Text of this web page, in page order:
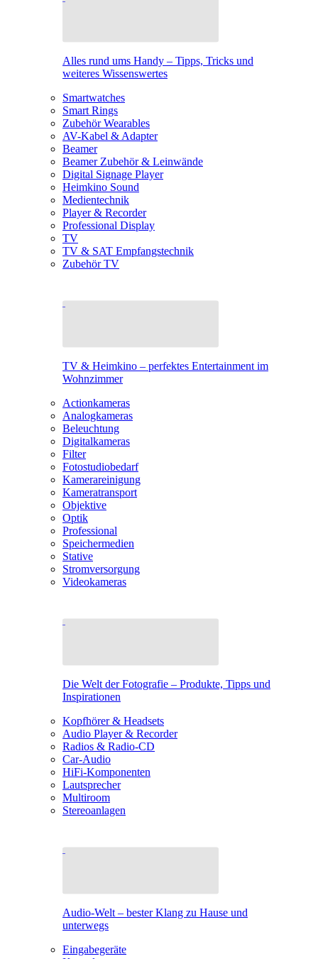
Alles rund ums Handy – Tipps, Tricks und
weiteres Wissenswertes
Smartwatches
Smart Rings
Zubehör Wearables
AV-Kabel & Adapter
Beamer
Beamer Zubehör & Leinwände
Digital Signage Player
Heimkino Sound
Medientechnik
Player & Recorder
Professional Display
TV
TV & SAT Empfangstechnik
Zubehör TV
TV & Heimkino – perfektes Entertainment im
Wohnzimmer
Actionkameras
Analogkameras
Beleuchtung
Digitalkameras
Filter
Fotostudiobedarf
Kamerareinigung
Kameratransport
Objektive
Optik
Professional
Speichermedien
Stative
Stromversorgung
Videokameras
Die Welt der Fotografie – Produkte, Tipps und
Inspirationen
Kopfhörer & Headsets
Audio Player & Recorder
Radios & Radio-CD
Car-Audio
HiFi-Komponenten
Lautsprecher
Multiroom
Stereoanlagen
Audio-Welt – bester Klang zu Hause und
unterwegs
Eingabegeräte